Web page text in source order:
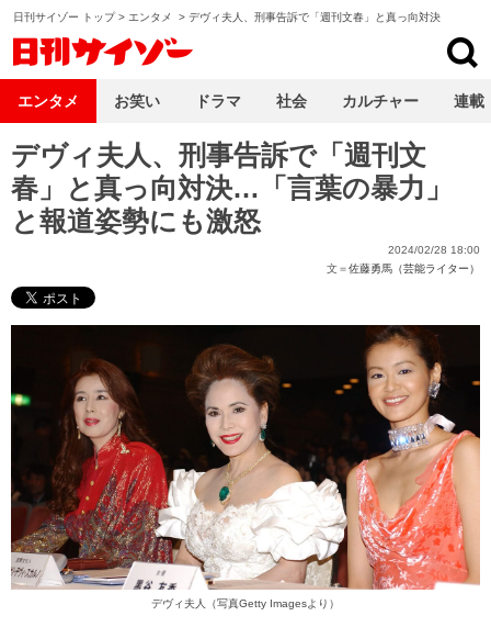
日刊サイゾー トップ> エンタメ > デヴィ夫人、刑事告訴で「週刊文春」と真っ向対決
デヴィ夫人、刑事告訴で「週刊文
春」と真っ向対決…「言葉の暴力」
と報道姿勢にも激怒
2024/02/28 18:00
文＝佐藤勇馬（芸能ライター）
デヴィ夫人（写真Getty Imagesより）
エンタメ お笑い ドラマ 社会 カルチャー 連載